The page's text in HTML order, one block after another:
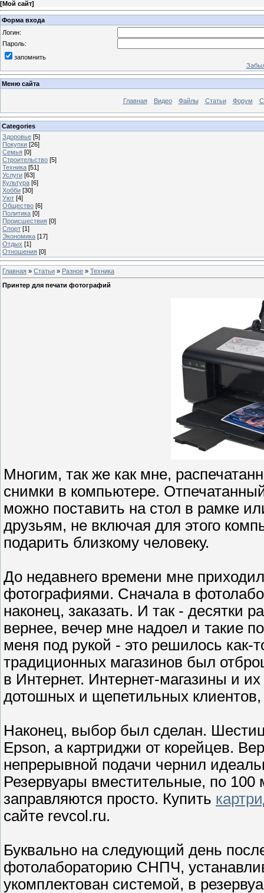
[Мой сайт]
Форма входа
Логин:
Пароль:
запомнить
Меню сайта
Главная Видео Файлы Статьи Форум
Categories
Здоровье [5]
Покупки [26]
Семья [0]
Строительство [5]
Техника [51]
Услуги [63]
Культура [6]
Хобби [30]
Уют [4]
Общество [6]
Политика [0]
Происшествия [0]
Спорт [1]
Экономика [17]
Отдых [1]
Отношения [0]
Главная » Статьи » Разное » Техника
Принтер для печати фотографий
Многим, так же как мне,
снимки в компьютере.
можно поставить на стол в рамке
друзьям, не включая для этого
подарить близкому человеку.
До недавнего времени мне
фотографиями. Сначала в
наконец, заказать. И так - десятки
вернее, вечер мне надоел и такие
меня под рукой - это решилось
традиционных магазинов был
в Интернет. Интернет-магазины и
дотошных и щепетильных
Наконец, выбор был сделан.
Epson, а картриджи от корейцев.
непрерывной подачи чернил
Резервуары вместительные, по
заправляются просто. Купить
сайте revcol.ru.
Буквально на следующий день
фотолабораторию СНПЧ,
укомплектован системой, в